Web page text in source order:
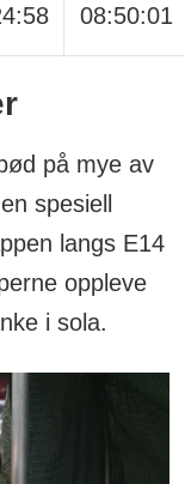
08:50:01
på mye av
spesiell
langs E14
oppleve
i sola.